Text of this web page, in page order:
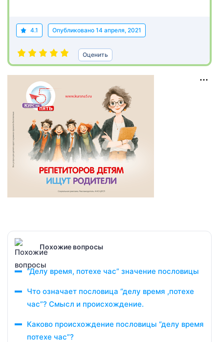
4.1 Опубликовано 14 апреля, 2021
Оценить
Похожие вопросы
“Делу время, потехе час” значение пословицы
Что означает пословица “делу время ,потехе
час”? Смысл и происхождение.
Каково происхождение пословицы “делу время
потехе час”?